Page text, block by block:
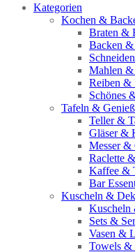
Kategorien
Kochen &
Braten &
Backen &
Mahlen &
Reiben &
Schönes
Tafeln &
Teller &
Gläser &
Messer &
Raclette
Kaffee &
Bar
Kuscheln &
Kuscheln
Sets &
Vasen &
Towels &